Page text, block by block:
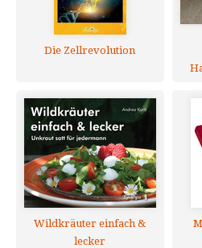
Die Zellrevolution
Wildkräuter einfach &
lecker